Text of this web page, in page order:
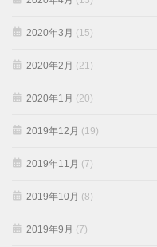
2020年3月 (15)
2020年2月 (21)
2020年1月 (20)
2019年12月 (19)
2019年11月 (7)
2019年10月 (8)
2019年9月 (7)